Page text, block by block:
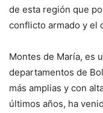
de esta región que
conflicto armado y el
Montes de María, es
departamentos de
más amplias y con
últimos años, ha